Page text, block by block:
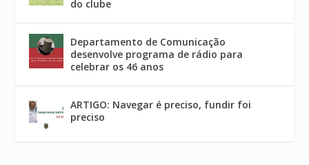
do clube
Departamento de Comunicação
desenvolve programa de rádio para
celebrar os 46 anos
ARTIGO: Navegar é preciso, fundir foi
preciso